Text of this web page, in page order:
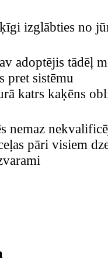
izglābties no
adoptējis tādēļ
pret sistēmu
katrs kaķēns
nemaz
pāri visiem